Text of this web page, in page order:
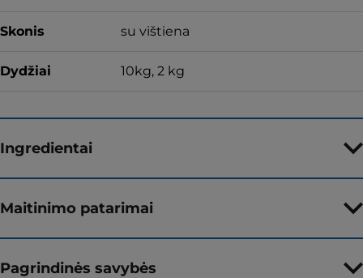
Skonis su vištiena
Dydžiai 10kg, 2 kg
Ingredientai
Maitinimo patarimai
Pagrindinės savybės